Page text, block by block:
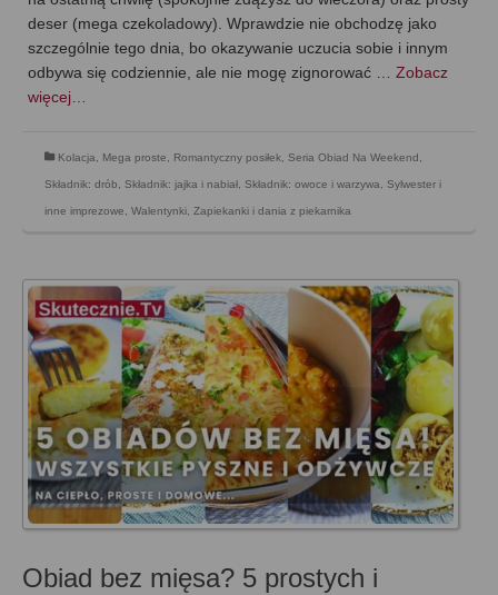
deser (mega czekoladowy). Wprawdzie nie obchodzę jako
szczególnie tego dnia, bo okazywanie uczucia sobie i innym
odbywa się codziennie, ale nie mogę zignorować … Zobacz
więcej…
Kolacja, Mega proste, Romantyczny posiłek, Seria Obiad Na Weekend,
Składnik: drób, Składnik: jajka i nabiał, Składnik: owoce i warzywa, Sylwester i
inne imprezowe, Walentynki, Zapiekanki i dania z piekarnika
Obiad bez mięsa? 5 prostych i